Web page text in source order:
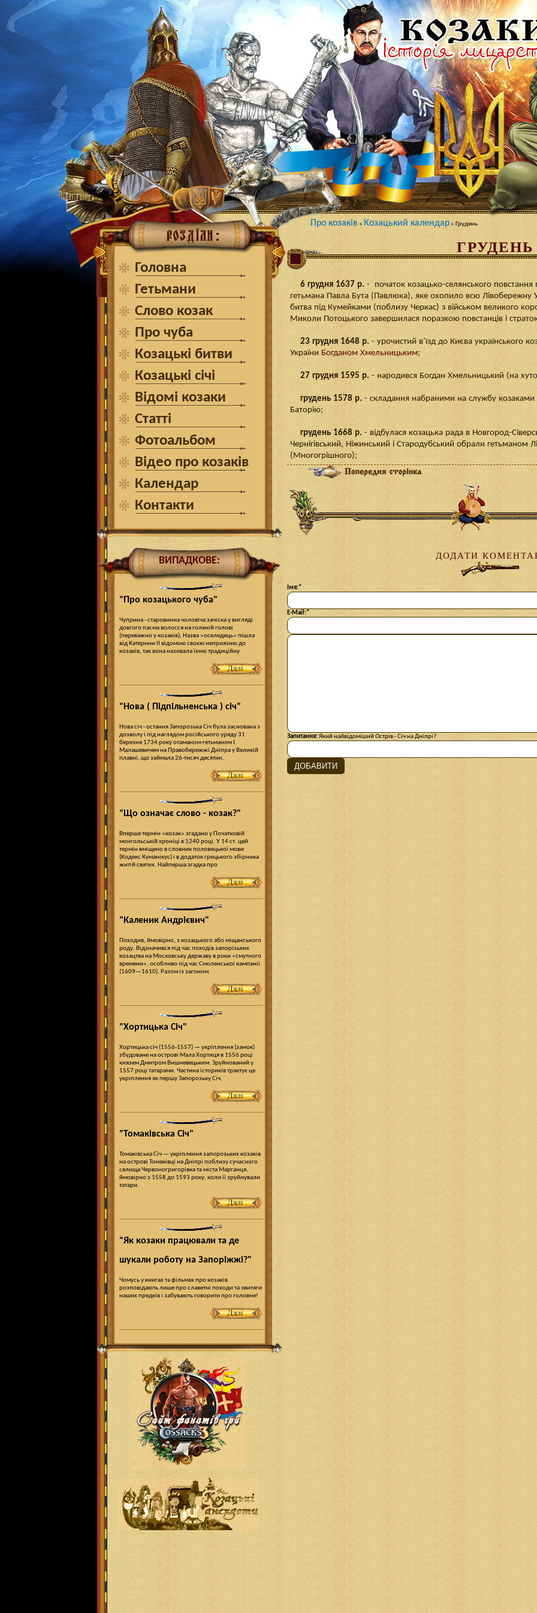
Головна
Гетьмани
Слово козак
Про чуба
Козацькі битви
Козацькі січі
Відомі козаки
Статті
Фотоальбом
Відео про козаків
Календар
Контакти
ВИПАДКОВЕ:
"Про козацького чуба"
Чуприна - старовинна чоловіча зачіска у вигляді
довгого пасма волосся на голеній голові
(переважно у козаків); Назва «оселедець» пішла
від Катерини ІІ відомою своєю неприязню до
козаків, так вона називала їхню традиційну
"Нова ( Підпільненська ) січ"
Нова січ - остання Запорозька Січ була заснована з
дозволу і під наглядом російського уряду 31
березня 1734 року отаманом-гетьманом І.
Малашевичем на Правобережжі Дніпра у Великій
плавні, що займала 26-тисяч десятин.
"Що означає слово - козак?"
Вперше термін «козак» згадано у Початковій
монгольській хроніці в 1240 році. У 14 ст. цей
термін вміщено в словник половецької мови
(Кодекс Куманікус) і в додаток грецького збірника
житій святих. Найперша згадка про
"Каленик Андрієвич"
Походив, ймовірно, з козацького або міщанського
роду. Відзначився під час походів запорізьких
козацтва на Московську державу в роки «смутного
времени», особливо під час Смоленської кампанії
(1609—1610). Разом із загоном
"Хортицька Січ"
Хортицька січ (1556-1557) — укріплення (замок)
збудоване на острові Мала Хортиця в 1556 році
князем Дмитром Вишневецьким. Зруйнований у
1557 році татарами. Частина істориків трактує це
укріплення як першу Запорозьку Січ,
"Томаківська Січ"
Томаківська Січ — укріплення запорозьких козаків
на острові Томаківці на Дніпрі поблизу сучасного
селища Червоногригорівка та міста Марганця,
ймовірно з 1558 до 1593 року, коли її зруйнували
татари.
"Як козаки працювали та де
шукали роботу на Запоріжжі?"
Чомусь у книгах та фільмах про козаків
розповідають лише про славетні походи та звитяги
наших предків і забувають говорити про головне!
Про козаків » Козацький календар » Грудень
ГРУДЕНЬ
6 грудня 1637 р. - початок козацько-селянського повстання
гетьмана Павла Бута (Павлюка), яке охопило всю Лівобережну
битва під Кумейками (поблизу Черкас) з військом великого
Миколи Потоцького завершилася поразкою повстанців і
23 грудня 1648 р. - урочистий в’їзд до Києва українського
України Богданом Хмельницьким;
27 грудня 1595 р. - народився Богдан Хмельницький (на
грудень 1578 р. - складання набраними на службу
Баторію;
грудень 1668 р. - відбулася козацька рада в Новгород-
Чернігівський, Ніжинський і Стародубський обрали гетьманом
(Многогрішного);
ДОДАТИ
Імя:*
E-Mail:*
Запитання:Який найвідоміший Острів - Січ на Дніпрі?
ДОБАВИТИ